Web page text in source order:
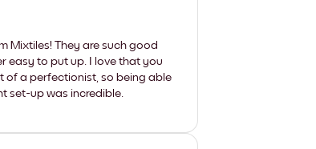
Mixtiles! They are such good
easy to put up. I love that you
of a perfectionist, so being able
set-up was incredible.